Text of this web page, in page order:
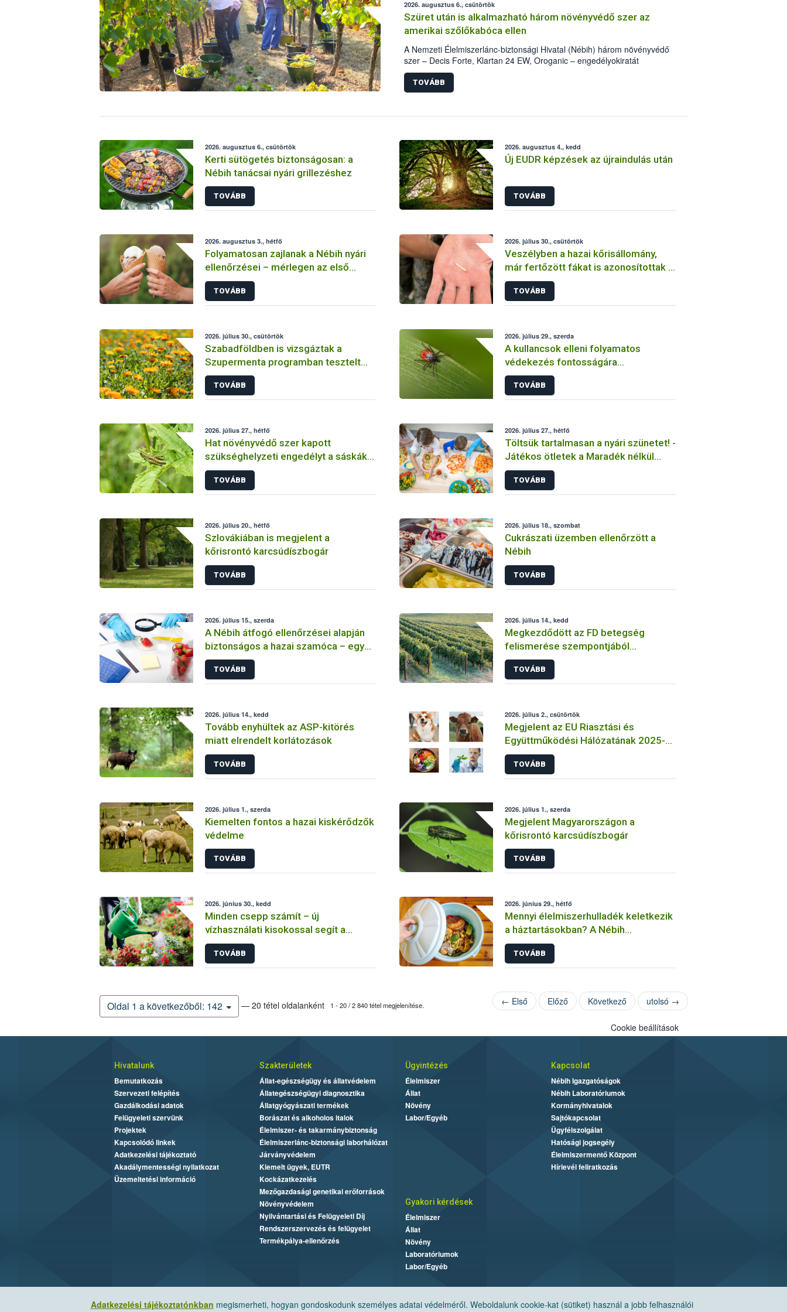
2026. augusztus 6., csütörtök
Szüret után is alkalmazható három növényvédő szer az
amerikai szőlőkabóca ellen
A Nemzeti Élelmiszerlánc-biztonsági Hivatal (Nébih) három növényvédő
szer – Decis Forte, Klartan 24 EW, Oroganic – engedélyokiratát
módosította, így azok a szüretet követően, egészen a vesszőérettség
(BBCH 91) stádiumáig felhasználhatóak a szőlőben. A kiterjesztések
célja, hogy a korai érésű szőlőkben is legyen lehetőség a károsító elleni
felhasználók számára is elérhető és ökológiai termesztésben is
TOVÁBB
2026. augusztus 6., csütörtök
Kerti sütögetés biztonságosan: a
Nébih tanácsai nyári grillezéshez
TOVÁBB
2026. augusztus 4., kedd
Új EUDR képzések az újraindulás után
TOVÁBB
2026. augusztus 3., hétfő
Folyamatosan zajlanak a Nébih nyári
ellenőrzései – mérlegen az első
eredmények
TOVÁBB
2026. július 30., csütörtök
Veszélyben a hazai kőrisállomány,
már fertőzött fákat is azonosítottak a
szakemberek
TOVÁBB
2026. július 30., csütörtök
Szabadföldben is vizsgáztak a
Szupermenta programban tesztelt
körömvirág-vetőmagok
TOVÁBB
2026. július 29., szerda
A kullancsok elleni folyamatos
védekezés fontosságára
figyelmeztet a Nébih
TOVÁBB
2026. július 27., hétfő
Hat növényvédő szer kapott
szükséghelyzeti engedélyt a sáskák
elleni védekezéshez
TOVÁBB
2026. július 27., hétfő
Töltsük tartalmasan a nyári szünetet! -
Játékos ötletek a Maradék nélkül
programtól
TOVÁBB
2026. július 20., hétfő
Szlovákiában is megjelent a
kőrisrontó karcsúdíszbogár
TOVÁBB
2026. július 18., szombat
Cukrászati üzemben ellenőrzött a
Nébih
TOVÁBB
2026. július 15., szerda
A Nébih átfogó ellenőrzései alapján
biztonságos a hazai szamóca – egy
kis mintaszámú tanulmány
indokolatlan aggodalmat kelthet
TOVÁBB
2026. július 14., kedd
Megkezdődött az FD betegség
felismerése szempontjából
legfontosabb időszak
TOVÁBB
2026. július 14., kedd
Tovább enyhültek az ASP-kitörés
miatt elrendelt korlátozások
TOVÁBB
2026. július 2., csütörtök
Megjelent az EU Riasztási és
Együttműködési Hálózatának 2025-
ös évösszefoglalója
TOVÁBB
2026. július 1., szerda
Kiemelten fontos a hazai kiskérődzők
védelme
TOVÁBB
2026. július 1., szerda
Megjelent Magyarországon a
kőrisrontó karcsúdíszbogár
TOVÁBB
2026. június 30., kedd
Minden csepp számít – új
vízhasználati kisokossal segít a
Kertművelő program
TOVÁBB
2026. június 29., hétfő
Mennyi élelmiszerhulladék keletkezik
a háztartásokban? A Nébih
felméréséből kiderül
TOVÁBB
Oldal 1 a következőből: 142 — 20 tétel oldalanként 1 - 20 / 2 840 tétel megjelenítése. ← Első Előző Következő utolsó →
Adatkezelési tájékoztatónkban megismerheti, hogyan gondoskodunk személyes adatai védelméről. Weboldalunk cookie-kat (sütiket) használ a jobb felhasználói
Cookie beállítások
Hivatalunk
Bemutatkozás
Szervezeti felépítés
Gazdálkodási adatok
Felügyeleti szervünk
Projektek
Kapcsolódó linkek
Adatkezelési tájékoztató
Akadálymentességi nyilatkozat
Üzemeltetési információ
Szakterületek
Állat-egészségügy és állatvédelem
Állategészségügyi diagnosztika
Állatgyógyászati termékek
Borászat és alkoholos italok
Élelmiszer- és takarmánybiztonság
Élelmiszerlánc-biztonsági laborhálózat
Járványvédelem
Kiemelt ügyek, EUTR
Kockázatkezelés
Mezőgazdasági genetikai erőforrások
Növényvédelem
Nyilvántartási és Felügyeleti Díj
Rendszerszervezés és felügyelet
Termékpálya-ellenőrzés
Ügyintézés
Élelmiszer
Állat
Növény
Labor/Egyéb
Kapcsolat
Nébih Igazgatóságok
Nébih Laboratóriumok
Kormányhivatalok
Sajtókapcsolat
Ügyfélszolgálat
Hatósági jogsegély
Élelmiszermentő Központ
Hírlevél feliratkozás
Gyakori kérdések
Élelmiszer
Állat
Növény
Laboratóriumok
Labor/Egyéb